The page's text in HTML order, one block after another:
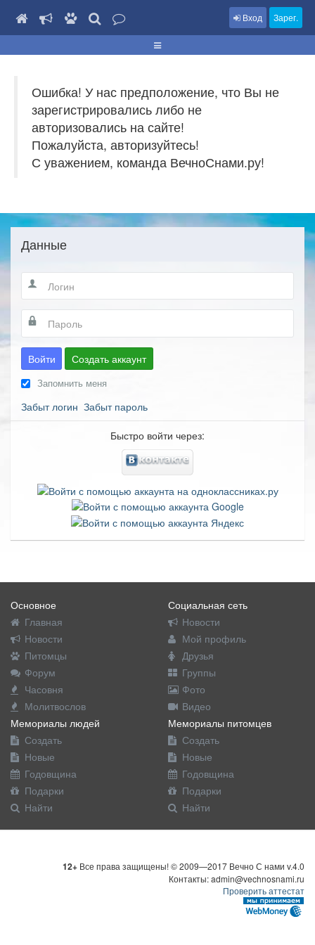
Вход Зарег.
Ошибка! У нас предположение, что Вы не
зарегистрировались либо не
авторизовались на сайте!
Пожалуйста, авторизуйтесь!
С уважением, команда ВечноСнами.ру!
Данные
Войти Создать аккаунт
Запомнить меня
Забыт логин Забыт пароль
Быстро войти через:
Основное
Главная
Новости
Питомцы
Форум
Часовня
Молитвослов
Социальная сеть
Новости
Мой профиль
Друзья
Группы
Фото
Видео
Мемориалы людей
Создать
Новые
Годовщина
Подарки
Найти
Мемориалы питомцев
Создать
Новые
Годовщина
Подарки
Найти
12+ Все права защищены! © 2009—2017 Вечно С нами v.4.0
Контакты: admin@vechnosnami.ru
Проверить аттестат